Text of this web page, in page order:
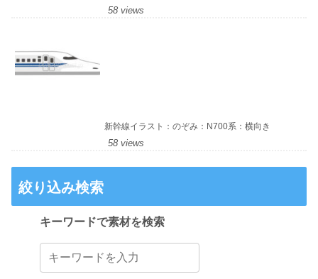
58 views
新幹線イラスト：のぞみ：N700系：横向き
58 views
絞り込み検索
キーワードで素材を検索